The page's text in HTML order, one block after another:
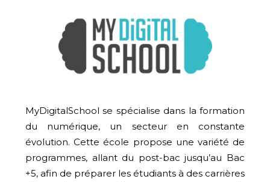
MyDigitalSchool se spécialise dans la formation
du numérique, un secteur en constante
évolution. Cette école propose une variété de
programmes, allant du post-bac jusqu’au Bac
+5, afin de préparer les étudiants à des carrières